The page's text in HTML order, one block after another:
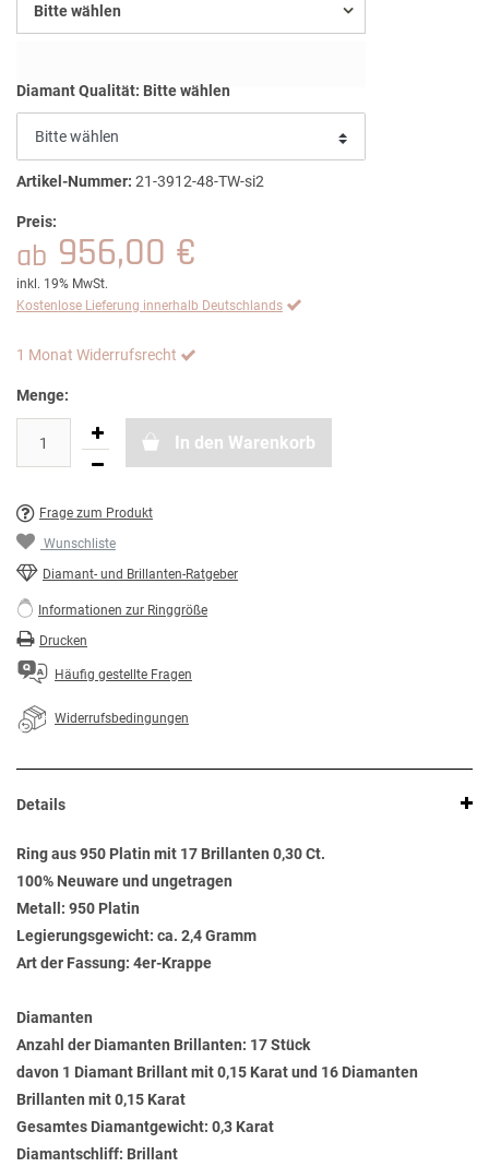
Bitte wählen
Diamant Qualität: Bitte wählen
Artikel-Nummer: 21-3912-48-TW-si2
Preis:
ab 956,00 €
inkl. 19% MwSt.
Kostenlose Lieferung innerhalb Deutschlands
1 Monat Widerrufsrecht
Menge:
In den Warenkorb
Frage zum Produkt
Wunschliste
Diamant- und Brillanten-Ratgeber
Informationen zur Ringgröße
Drucken
Häufig gestellte Fragen
Widerrufsbedingungen
Details
Ring aus 950 Platin mit 17 Brillanten 0,30 Ct.
100% Neuware und ungetragen
Metall: 950 Platin
Legierungsgewicht: ca. 2,4 Gramm
Art der Fassung: 4er-Krappe
Diamanten
Anzahl der Diamanten Brillanten: 17 Stück
davon 1 Diamant Brillant mit 0,15 Karat und 16 Diamanten
Brillanten mit 0,15 Karat
Gesamtes Diamantgewicht: 0,3 Karat
Diamantschliff: Brillant